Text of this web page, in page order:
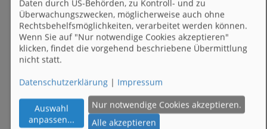
Bilder
Blog
Videos
Gruppen
Daten durch US-Behörden, zu Kontroll- und zu
Überwachungszwecken, möglicherweise auch ohne
Rechtsbehelfsmöglichkeiten, verarbeitet werden können.
Wenn Sie auf "Nur notwendige Cookies akzeptieren"
klicken, findet die vorgehend beschriebene Übermittlung
nicht statt.
Datenschutzerklärung| Impressum
Auswahl
anpassen...
Nur notwendige Cookies akzeptieren.
Alle akzeptieren